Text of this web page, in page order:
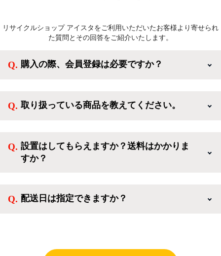
リサイクルショップ アイスタをご利用いただいたお客様より寄せられ
た質問とその回答をご紹介いたします。
購入の際、会員登録は必要ですか？
方、登録しなくてもカートに商品を入れた後、ログイ
取り扱っている商品を教えてください。
活を応援するような家電セットから、季節・空調家
電、調理家電、生活家電まで、幅広く中古家電を取り
設置はしてもらえますか？送料はかかりま
すか？
神奈川・千葉)において自社配送を選択いただくこと
配送日は指定できますか？
話にて日時決定に関するご連絡をさせて頂きます。